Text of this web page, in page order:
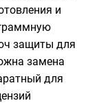
и
защиты для
замена
для